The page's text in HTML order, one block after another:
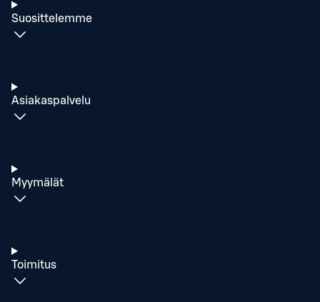
Suosittelemme
Asiakaspalvelu
Myymälät
Toimitus